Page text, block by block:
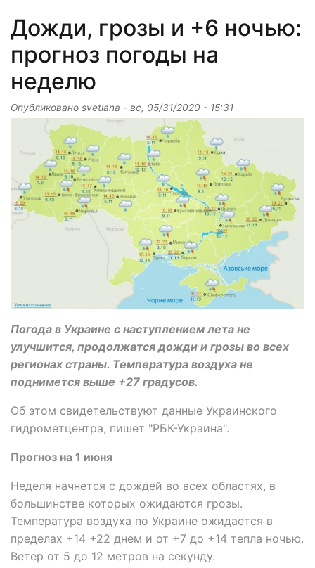
Дожди, грозы и +6 ночью:
прогноз погоды на
неделю
Опубликовано svetlana - вс, 05/31/2020 - 15:31
Погода в Украине с наступлением лета не
улучшится, продолжатся дожди и грозы во всех
регионах страны. Температура воздуха не
поднимется выше +27 градусов.
Об этом свидетельствуют данные Украинского
гидрометцентра, пишет "РБК-Украина".
Прогноз на 1 июня
Неделя начнется с дождей во всех областях, в
большинстве которых ожидаются грозы.
Температура воздуха по Украине ожидается в
пределах +14 +22 днем и от +7 до +14 тепла ночью.
Ветер от 5 до 12 метров на секунду.